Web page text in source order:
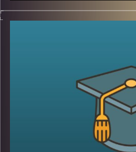
לדאוג שתהיה לנו אחת כזו?
מדוע חשוב לדבר על
מפתח בעולם העבודה, ד"ר
בהתנהגות ופיתוח ארגונים
ובבית הספר אריסון למינהל
על כל השאלות האלה,
שלנו לבין החיים